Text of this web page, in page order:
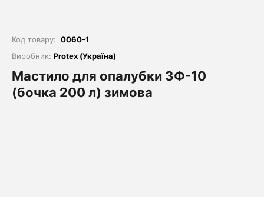
Код товару: 0060-1
Виробник: Protex (Україна)
Мастило для опалубки ЗФ-10
(бочка 200 л) зимова